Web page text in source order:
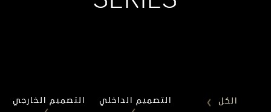
الكل التصميم الداخلي التصميم الخارجي